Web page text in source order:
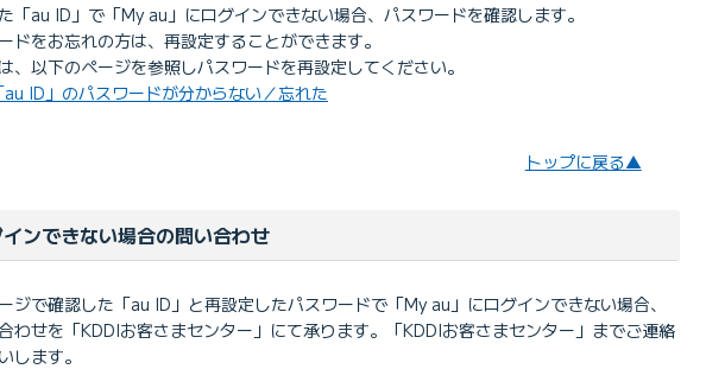
「au ID」で「My au」にログインできない場合、パスワードを確認します。
ドをお忘れの方は、再設定することができます。
、以下のページを参照しパスワードを再設定してください。
au ID」のパスワードが分からない／忘れた
トップに戻る▲
ンできない場合の問い合わせ
ジで確認した「au ID」と再設定したパスワードで「My au」にログインできない場合、
わせを「KDDIお客さまセンター」にて承ります。「KDDIお客さまセンター」までご連絡
します。